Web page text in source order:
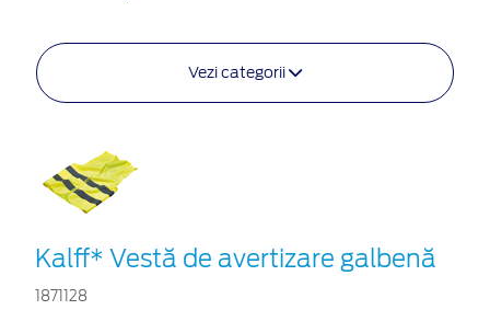
Vezi categorii
Kalff* Vestă de avertizare galbenă
1871128